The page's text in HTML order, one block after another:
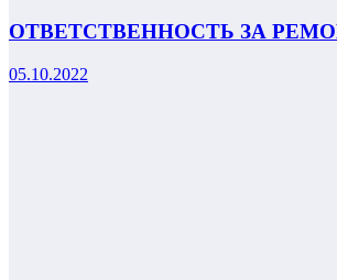
ОТВЕТСТВЕННОСТЬ ЗА
05.10.2022